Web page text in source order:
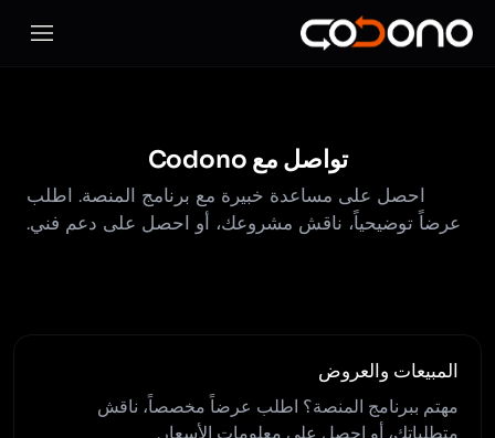
فتح
تواصل مع Codono
احصل على مساعدة خبيرة مع برنامج المنصة. اطلب
عرضاً توضيحياً، ناقش مشروعك، أو احصل على دعم فني.
المبيعات والعروض
مهتم ببرنامج المنصة؟ اطلب عرضاً مخصصاً، ناقش
متطلباتك، أو احصل على معلومات الأسعار.